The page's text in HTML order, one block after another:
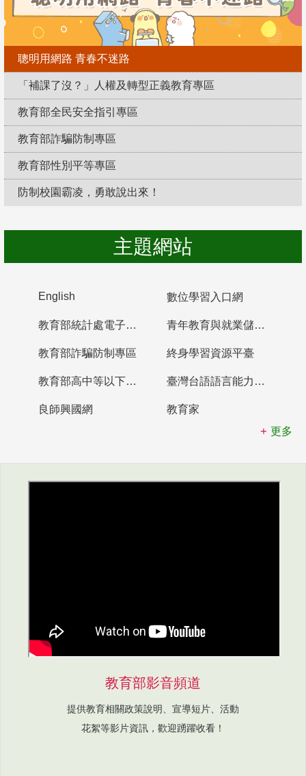
聰明用網路 青春不迷路
「補課了沒？」人權及轉型正義教育專區
教育部全民安全指引專區
教育部詐騙防制專區
教育部性別平等專區
防制校園霸凌，勇敢說出來！
主題網站
English 數位學習入口網
教育部統計處電子書櫃 青年教育與就業儲蓄帳戶
教育部詐騙防制專區 終身學習資源平臺
教育部高中等以下學校及幼兒園教師資格檢定考試 臺灣台語語言能力認證網站
良師興國網
教育家
更多
教育部影音頻道
提供教育相關政策說明、宣導短片、活動
花絮等影片資訊，歡迎踴躍收看！